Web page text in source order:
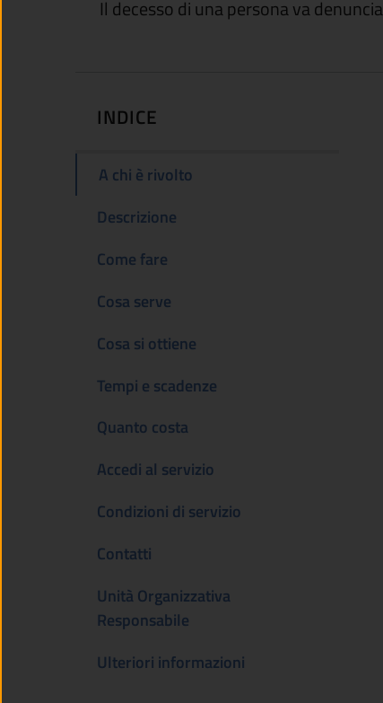
Il decesso di una persona va
INDICE
A chi è rivolto
Descrizione
Come fare
Cosa serve
Cosa si ottiene
Tempi e scadenze
Quanto costa
Accedi al servizio
Condizioni di servizio
Contatti
Unità Organizzativa
Responsabile
Ulteriori informazioni